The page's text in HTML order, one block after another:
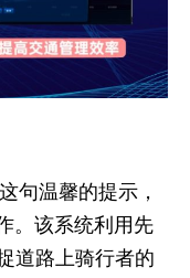
句温馨的提示，
。该系统利用先
道路上骑行者的